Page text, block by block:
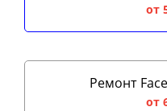
от
Ремонт
от